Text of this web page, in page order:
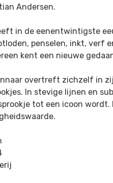
Andersen.
in de eenentwintigste
penselen, inkt, verf
kent een nieuwe
overtreft zichzelf in
In stevige lijnen en
tot een icoon